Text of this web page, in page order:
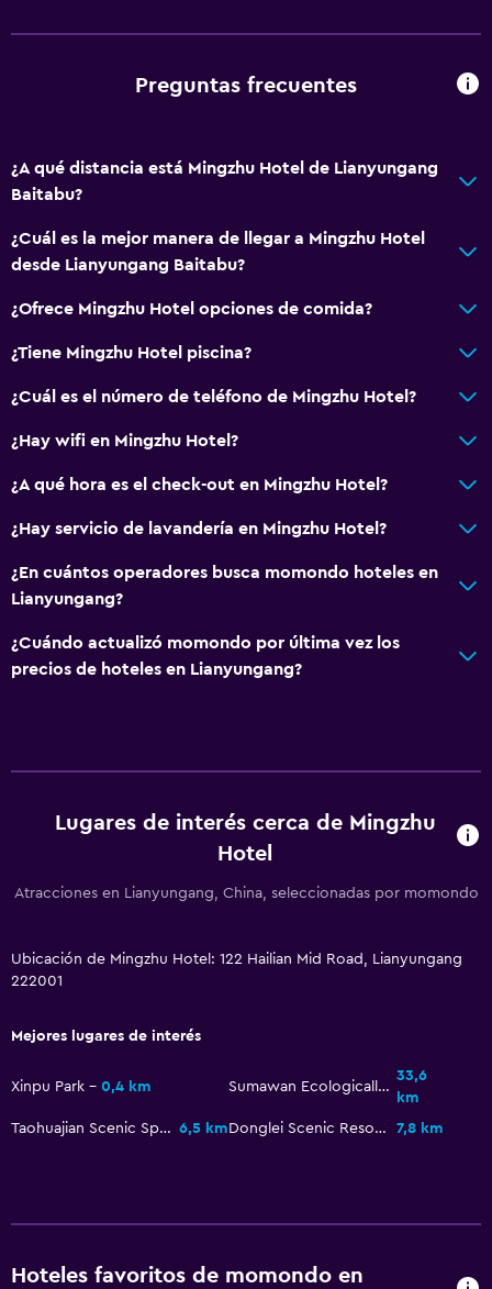
Secador de pelo
Actividades
Mesa de billar
Salud y seguridad
Spa
Sauna
Preguntas frecuentes
¿A qué distancia está Mingzhu Hotel de Lianyungang
Baitabu?
¿Cuál es la mejor manera de llegar a Mingzhu Hotel
desde Lianyungang Baitabu?
¿Ofrece Mingzhu Hotel opciones de comida?
¿Tiene Mingzhu Hotel piscina?
¿Cuál es el número de teléfono de Mingzhu Hotel?
¿Hay wifi en Mingzhu Hotel?
¿A qué hora es el check-out en Mingzhu Hotel?
¿Hay servicio de lavandería en Mingzhu Hotel?
¿En cuántos operadores busca momondo hoteles en
Lianyungang?
¿Cuándo actualizó momondo por última vez los
precios de hoteles en Lianyungang?
Lugares de interés cerca de Mingzhu
Hotel
Atracciones en Lianyungang, China, seleccionadas por momondo
Ubicación de Mingzhu Hotel: 122 Hailian Mid Road, Lianyungang
222001
Mejores lugares de interés
Xinpu Park 0,4 km Sumawan Ecologically Friendly Park
33,6
km
Taohuajian Scenic Spot 6,5 km Donglei Scenic Resort 7,8 km
Hoteles favoritos de momondo en